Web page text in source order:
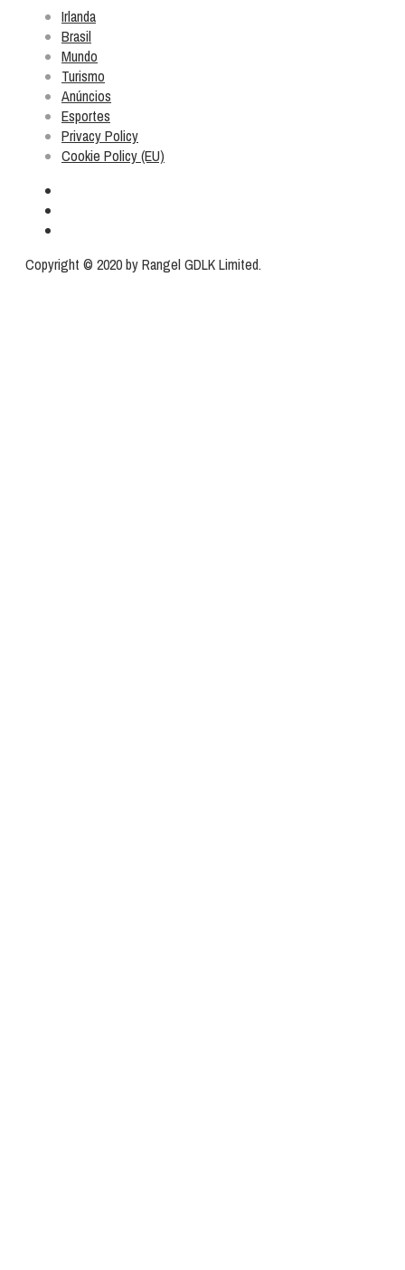
Irlanda
Brasil
Mundo
Turismo
Anúncios
Esportes
Privacy Policy
Cookie Policy (EU)
Copyright © 2020 by Rangel GDLK Limited.